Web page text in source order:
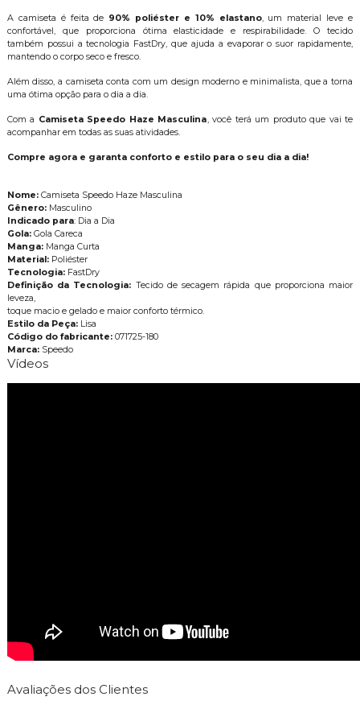
A camiseta é feita de 90% poliéster e 10% elastano, um material leve e
confortável, que proporciona ótima elasticidade e respirabilidade. O tecido
também possui a tecnologia FastDry, que ajuda a evaporar o suor rapidamente,
mantendo o corpo seco e fresco.
Além disso, a camiseta conta com um design moderno e minimalista, que a torna
uma ótima opção para o dia a dia.
Com a Camiseta Speedo Haze Masculina, você terá um produto que vai te
acompanhar em todas as suas atividades.
Compre agora e garanta conforto e estilo para o seu dia a dia!
Nome:Camiseta Speedo Haze Masculina
Gênero:Masculino
Indicado para: Dia a Dia
Gola:Gola Careca
Manga:Manga Curta
Material: Poliéster
Tecnologia: FastDry
Definição da Tecnologia: Tecido de secagem rápida que proporciona maior
leveza,
toque macio e gelado e maior conforto térmico.
Estilo da Peça: Lisa
Código do fabricante: 071725-180
Marca: Speedo
Vídeos
Avaliações dos Clientes